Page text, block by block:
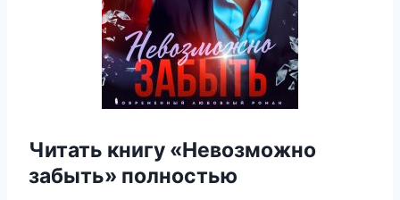
Читать книгу «Невозможно
забыть» полностью